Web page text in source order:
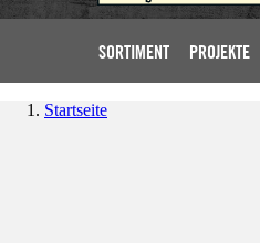
SORTIMENT PROJEKTE
Startseite